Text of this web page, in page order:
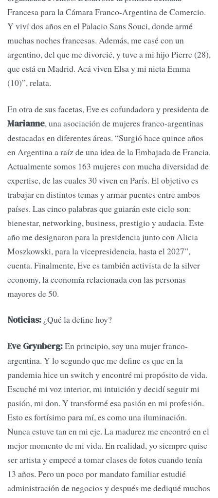
Francesa para la Cámara Franco-Argentina de Comercio.
Y viví dos años en el Palacio Sans Souci, donde armé
muchas noches francesas. Además, me casé con un
argentino, del que me divorcié, y tuve a mi hijo Pierre (28),
que está en Madrid. Acá viven Elsa y mi nieta Emma
(10)”, relata.
En otra de sus facetas, Eve es cofundadora y presidenta de
Marianne, una asociación de mujeres franco-argentinas
destacadas en diferentes áreas. “Surgió hace quince años
en Argentina a raíz de una idea de la Embajada de Francia.
Actualmente somos 163 mujeres con mucha diversidad de
expertise, de las cuales 30 viven en París. El objetivo es
trabajar en distintos temas y armar puentes entre ambos
países. Las cinco palabras que guiarán este ciclo son:
bienestar, networking, business, prestigio y audacia. Este
año me designaron para la presidencia junto con Alicia
Moszkowski, para la vicepresidencia, hasta el 2027”,
cuenta. Finalmente, Eve es también activista de la silver
economy, la economía relacionada con las personas
mayores de 50.
Noticias: ¿Qué la define hoy?
Eve Grynberg:En principio, soy una mujer franco-
argentina. Y lo segundo que me define es que en la
pandemia hice un switch y encontré mi propósito de vida.
Escuché mi voz interior, mi intuición y decidí seguir mi
pasión, mi don. Y transformé esa pasión en mi profesión.
Esto es fortísimo para mí, es como una iluminación.
Nunca estuve tan en mi eje. La madurez me encontró en el
mejor momento de mi vida. En realidad, yo siempre quise
ser artista y empecé a tomar clases de fotos cuando tenía
13 años. Pero un poco por mandato familiar estudié
administración de negocios y después me dediqué muchos